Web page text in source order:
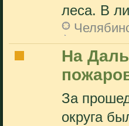
леса. В
На
За
округа